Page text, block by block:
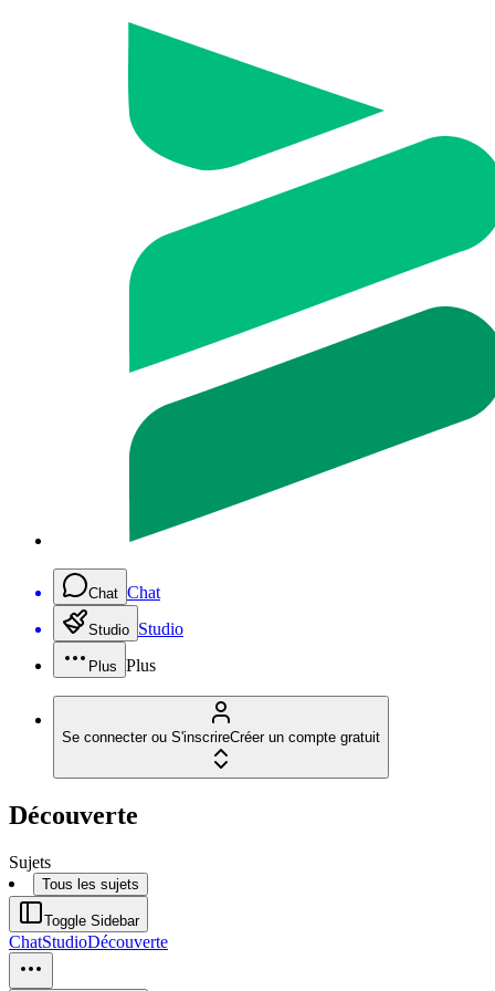
Chat Chat
Studio Studio
Plus Plus
Se connecter ou S'inscrireCréer un compte gratuit
Découverte
Sujets
Tous les sujets
Toggle Sidebar
ChatStudioDécouverte